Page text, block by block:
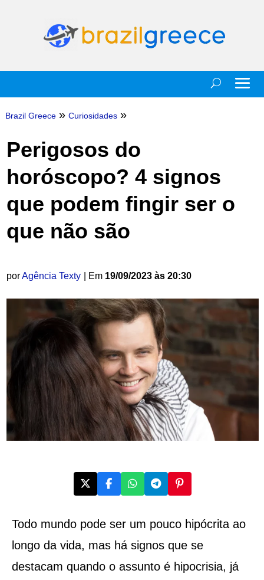
Brazil Greece » Curiosidades »
Perigosos do
horóscopo? 4 signos
que podem fingir ser o
que não são
porAgência Texty | Em 19/09/2023 às 20:30
Todo mundo pode ser um pouco hipócrita ao
longo da vida, mas há signos que se
destacam quando o assunto é hipocrisia, já